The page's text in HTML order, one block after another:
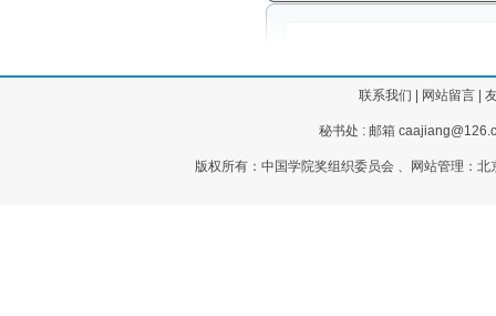
联系我们 网站留言|
秘书处 : 邮箱
版权所有：中国学院奖组织委员会 、网站管理：